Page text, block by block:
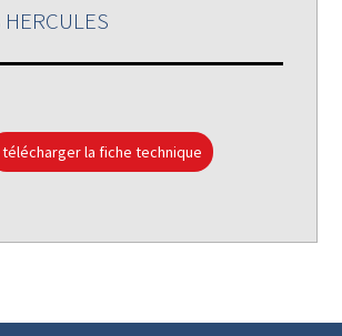
télécharger la fiche technique